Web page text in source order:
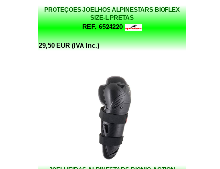
PROTEÇOES JOELHOS ALPINESTARS BIOFLEX
SIZE-L PRETAS
REF. 6524220
29,50 EUR (IVA Inc.)